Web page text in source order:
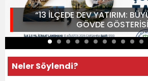
“13 İLÇEDE DEV YATIRIM:
GÖVDE
Neler Söylendi?